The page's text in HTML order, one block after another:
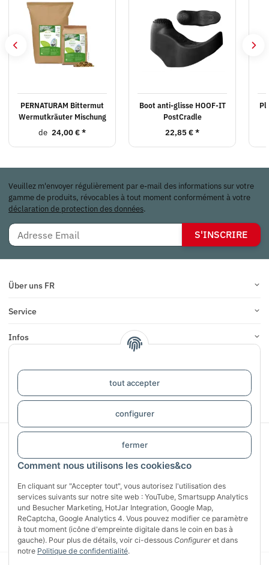
Comment nous utilisons les cookies&co
En cliquant sur "Accepter tout", vous autorisez l'utilisation des
services suivants sur notre site web : YouTube, Smartsupp Analytics
und Besucher Marketing, HotJar Integration, Google Map,
ReCaptcha, Google Analytics 4. Vous pouvez modifier ce paramètre
à tout moment (icône d'empreinte digitale dans le coin en bas à
gauche). Pour plus de détails, voir ci-dessous Configurer et dans
notre Politique de confidentialité.
tout accepter
configurer
fermer
PERNATURAM Bittermut
Wermutkräuter Mischung
de 24,00 €*
Boot anti-glisse HOOF-IT
PostCradle
22,85 €*
Veuillez m'envoyer régulièrement par e-mail des informations sur votre
gamme de produits, révocables à tout moment conformément à votre
déclaration de protection des données.
S'INSCRIRE
Über uns FR
Service
Infos
#global.withdrawalForm#
Sichere Zahlung mit: